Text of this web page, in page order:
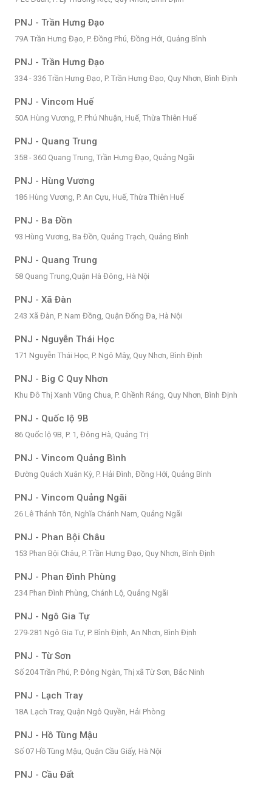
PNJ - Trần Hưng Đạo
79A Trần Hưng Đạo, P. Đồng Phú, Đồng Hới, Quảng Bình
PNJ - Trần Hưng Đạo
334 - 336 Trần Hưng Đạo, P. Trần Hưng Đạo, Quy Nhơn, Bình Định
PNJ - Vincom Huế
50A Hùng Vương, P. Phú Nhuận, Huế, Thừa Thiên Huế
PNJ - Quang Trung
358 - 360 Quang Trung, Trần Hưng Đạo, Quảng Ngãi
PNJ - Hùng Vương
186 Hùng Vương, P. An Cựu, Huế, Thừa Thiên Huế
PNJ - Ba Đồn
93 Hùng Vương, Ba Đồn, Quảng Trạch, Quảng Bình
PNJ - Quang Trung
58 Quang Trung,Quận Hà Đông, Hà Nội
PNJ - Xã Đàn
243 Xã Đàn, P. Nam Đồng, Quận Đống Đa, Hà Nội
PNJ - Nguyễn Thái Học
171 Nguyễn Thái Học, P. Ngô Mây, Quy Nhơn, Bình Định
PNJ - Big C Quy Nhơn
Khu Đô Thị Xanh Vũng Chua, P. Ghềnh Ráng, Quy Nhơn, Bình Định
PNJ - Quốc lộ 9B
86 Quốc lộ 9B, P. 1, Đông Hà, Quảng Trị
PNJ - Vincom Quảng Bình
Đường Quách Xuân Kỳ, P. Hải Đình, Đồng Hới, Quảng Bình
PNJ - Vincom Quảng Ngãi
26 Lê Thánh Tôn, Nghĩa Chánh Nam, Quảng Ngãi
PNJ - Phan Bội Châu
153 Phan Bội Châu, P. Trần Hưng Đạo, Quy Nhơn, Bình Định
PNJ - Phan Đình Phùng
234 Phan Đình Phùng, Chánh Lộ, Quảng Ngãi
PNJ - Ngô Gia Tự
279-281 Ngô Gia Tự, P. Bình Định, An Nhơn, Bình Định
PNJ - Từ Sơn
Số 204 Trần Phú, P. Đông Ngàn, Thị xã Từ Sơn, Bắc Ninh
PNJ - Lạch Tray
18A Lạch Tray, Quận Ngô Quyền, Hải Phòng
PNJ - Hồ Tùng Mậu
Số 07 Hồ Tùng Mậu, Quận Cầu Giấy, Hà Nội
PNJ - Cầu Đất